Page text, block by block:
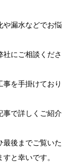
や漏水などでお悩
社にご相談くださ
を手掛けており
事で詳しくご紹介
最後までご覧いた
と幸いです。